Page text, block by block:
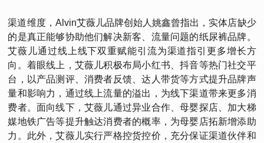
渠道维度，Alvin艾薇儿品牌创始人姚鑫曾指出，实体店缺少
的是真正能够协助他们解决新客、流量问题的纸尿裤品牌。
艾薇儿通过线上线下双重赋能引流为渠道指引更多增长方
向。着眼线上，艾薇儿积极布局小红书、抖音等热门社交平
台，以产品测评、消费者反馈、达人带货等方式提升品牌声
量和影响力，通过线上流量的溢出，为线下渠道带来更多消
费者。面向线下，艾薇儿通过异业合作、母婴探店、加大梯
媒地铁广告等提升触达消费者的概率，为母婴店拓新增添助
力。此外，艾薇儿实行严格控货控价，充分保证渠道伙伴和